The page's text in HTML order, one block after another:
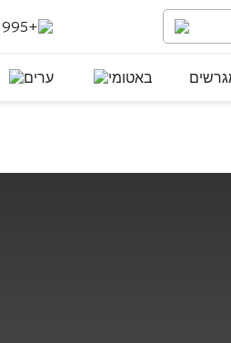
+995 551 50 18 84
באטומי ערים